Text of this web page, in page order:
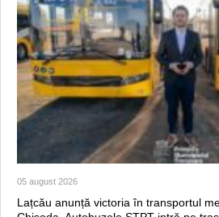
05 august 2026
Lațcău anunță victoria în transportul